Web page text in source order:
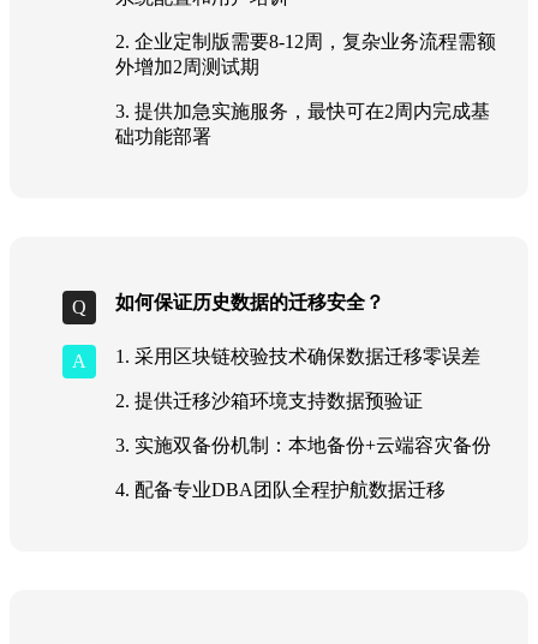
2. 企业定制版需要8-12周，复杂业务流程需额
外增加2周测试期
3. 提供加急实施服务，最快可在2周内完成基
础功能部署
如何保证历史数据的迁移安全？
1. 采用区块链校验技术确保数据迁移零误差
2. 提供迁移沙箱环境支持数据预验证
3. 实施双备份机制：本地备份+云端容灾备份
4. 配备专业DBA团队全程护航数据迁移